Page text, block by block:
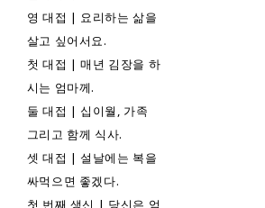
영 대접 | 요리하는 삶을
살고 싶어서요.
첫 대접 | 매년 김장을 하
시는 엄마께.
둘 대접 | 십이월, 가족
그리고 함께 식사.
셋 대접 | 설날에는 복을
싸먹으면 좋겠다.
첫 번째 생신 | 당신은 엄